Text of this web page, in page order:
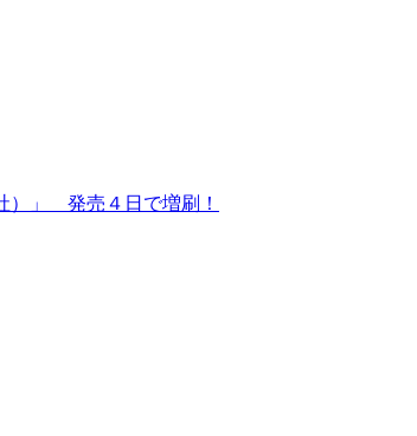
）」 発売４日で増刷！